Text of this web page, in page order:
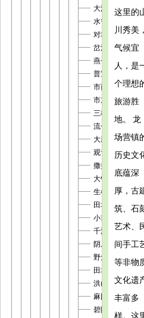
大河乡
水箐镇
对坡镇
岔河镇
燕子口镇
普宜镇
市西街道
市东街道
三板桥街道
流仓桥街道
大新桥街道
观音桥街道
撒拉溪镇
大银镇
生机镇
田坝桥镇
小吉场镇
千溪彝族苗族白
阴底彝族苗族白
野角乡
田坎彝族乡
洪山街道
麻园街道
碧阳街道
这里的
川秀美，
气候宜
人，是
个理想
旅游胜
地。 龙
场营镇
历史文
底蕴深
厚，古
筑、石
艺术、
间手工
等非物
文化遗
丰富多
样。这